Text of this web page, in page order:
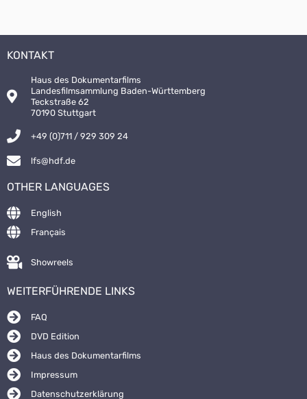
KONTAKT
Haus des Dokumentarfilms
Landesfilmsammlung Baden-Württemberg
Teckstraße 62
70190 Stuttgart
+49 (0)711 / 929 309 24
lfs@hdf.de
OTHER LANGUAGES
English
Français
Showreels
WEITERFÜHRENDE LINKS
FAQ
DVD Edition
Haus des Dokumentarfilms
Impressum
Datenschutzerklärung